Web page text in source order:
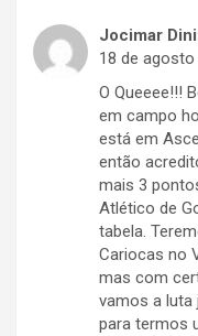
Jocimar
18 de agosto
O Queeee!!!
em campo
está em
então
mais 3
Atlético de
tabela.
Cariocas no
mas com
vamos a
para termos